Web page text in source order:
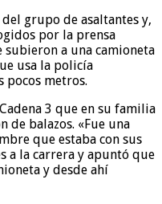
grupo de asaltantes y,
por la prensa
subieron a una camioneta
usa la policía
pocos metros.
3 que en su familia
de balazos. «Fue una
que estaba con sus
a la carrera y apuntó que
y desde ahí